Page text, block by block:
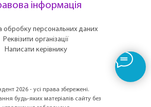
інформація
обробку персональних даних
Реквізити організації
Написати керівнику
2026 - усі права збережені.
будь-яких матеріалів сайту без